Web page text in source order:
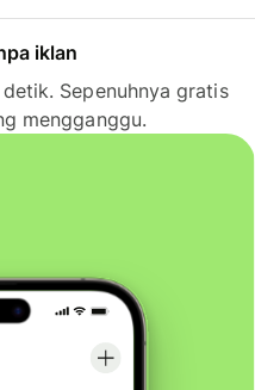
iklan
Sepenuhnya gratis
mengganggu.